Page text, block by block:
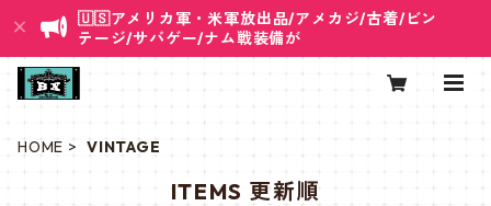
🇺🇸アメリカ軍・米軍放出品/アメカジ/古着/ビン
テージ/サバゲー/ナム戦装備が
HOME VINTAGE
ITEMS 更新順